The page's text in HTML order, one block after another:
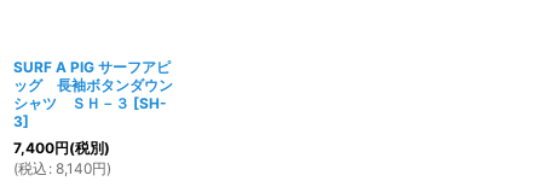
SURF A PIG サーフアピ
ッグ 長袖ボタンダウン
シャツ ＳＨ－３ [SH-
3]
7,400円(税別)
(税込 : 8,140円)